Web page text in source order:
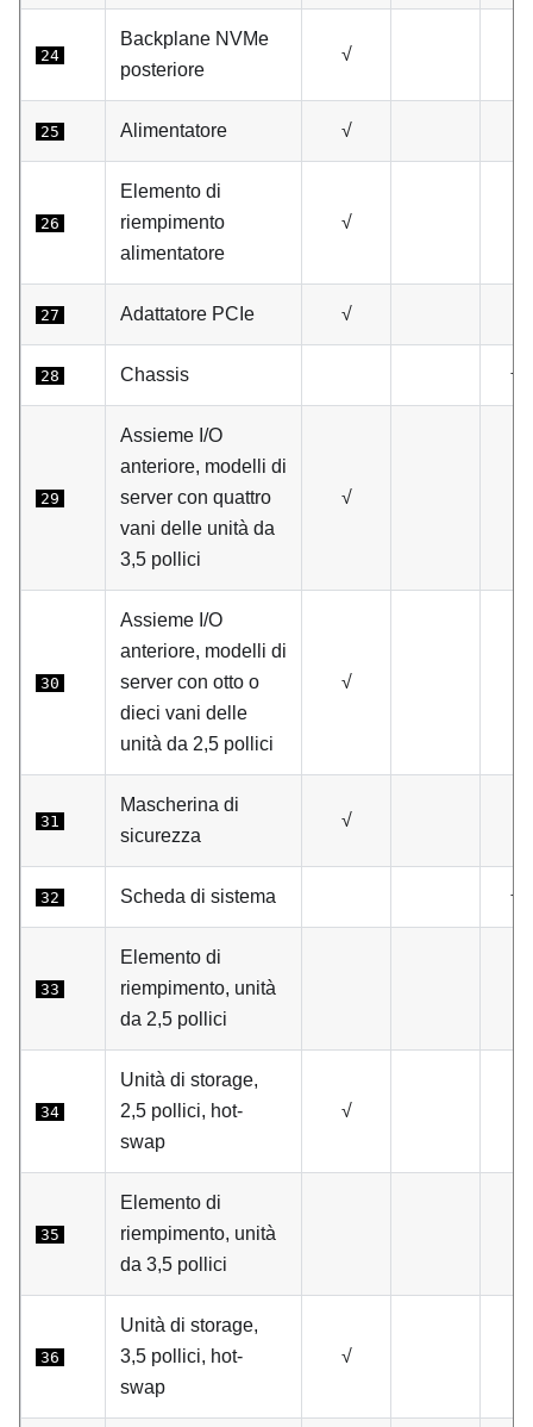
24
Backplane NVMe
posteriore
√
25 Alimentatore √
26
Elemento di
riempimento
alimentatore
√
27 Adattatore PCIe √
28 Chassis √
29
Assieme I/O
anteriore, modelli di
server con quattro
vani delle unità da
3,5 pollici
√
30
Assieme I/O
anteriore, modelli di
server con otto o
dieci vani delle
unità da 2,5 pollici
√
31
Mascherina di
sicurezza
√
32 Scheda di sistema √
33
Elemento di
riempimento, unità
da 2,5 pollici
34
Unità di storage,
2,5 pollici, hot-
swap
√
35
Elemento di
riempimento, unità
da 3,5 pollici
36
Unità di storage,
3,5 pollici, hot-
swap
√